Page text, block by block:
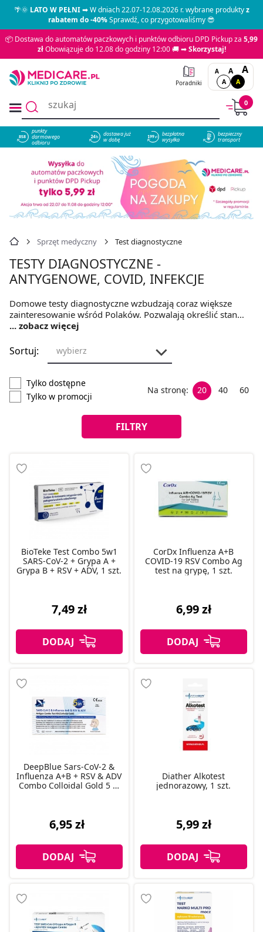
🌴🌞LATO W PEŁNI➡ W dniach 22.07-12.08.2026 r. wybrane produktyz
rabatem do -40%Sprawdź, co przygotowaliśmy 😎
📦 Dostawa do automatów paczkowych i punktów odbioru DPD Pickup za 5,99
złObowiązuje do 12.08 do godziny 12:00 🚚 ➡Skorzystaj!
Poradniki
A A A
A A
0
858
punkty
darmowego
odbioru
dostawa już
w dobę
bezpłatna
wysyłka
bezpieczny
transport
Sprzęt medyczny Test diagnostyczne
TESTY DIAGNOSTYCZNE -
ANTYGENOWE, COVID, INFEKCJE
Domowe testy diagnostyczne wzbudzają coraz większe
zainteresowanie wśród Polaków. Pozwalają określić stan
zdrowia bez konieczności wychodzenia z domu. Stanowią
który towarzyszy diagnostyce niektórych schorzeń.
Producenci nieustannie doskonalą swoje wyroby, dlatego
czym polega domowy test na HIV, chlamydię i COVID? Kiedy
warto przeprowadzić diagnostykę we własnym zakresie?
... zobacz więcej
Sortuj: wybierz
Tylko dostępne
Tylko w promocji
Na stronę: 20 40 60
FILTRY
BioTeke Test Combo 5w1
SARS-CoV-2 + Grypa A +
Grypa B + RSV + ADV, 1 szt.
7,49 zł
CorDx Influenza A+B
COVID-19 RSV Combo Ag
test na grypę, 1 szt.
6,99 zł
DeepBlue Sars-CoV-2 &
Influenza A+B + RSV & ADV
Combo Colloidal Gold 5 w
6,95 zł
Diather Alkotest
jednorazowy, 1 szt.
5,99 zł